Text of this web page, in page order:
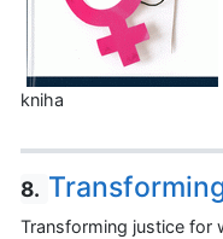
kniha
8.
Transforming justice